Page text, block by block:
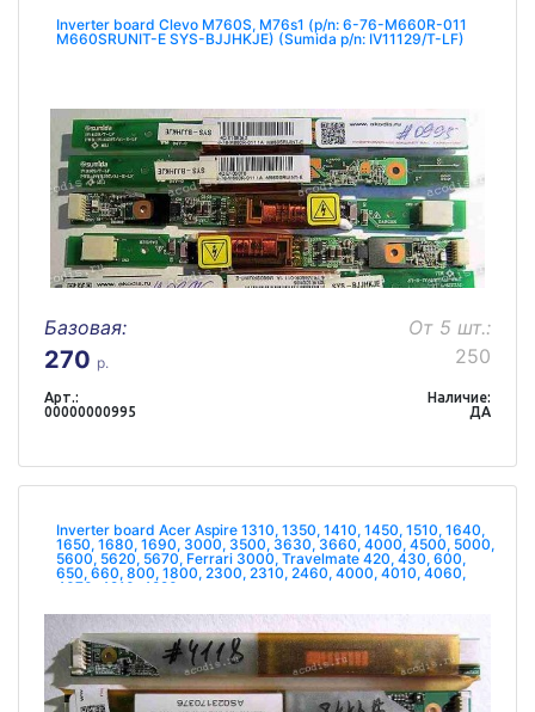
Inverter board Clevo M760S, M76s1 (p/n: 6-76-M660R-011
M660SRUNIT-E SYS-BJJHKJE) (Sumida p/n: IV11129/T-LF)
Базовая:
270 р.
От 5 шт.:
250
Арт.:
00000000995
Наличие:
ДА
Inverter board Acer Aspire 1310, 1350, 1410, 1450, 1510, 1640,
1650, 1680, 1690, 3000, 3500, 3630, 3660, 4000, 4500, 5000,
5600, 5620, 5670, Ferrari 3000, Travelmate 420, 430, 600,
650, 660, 800, 1800, 2300, 2310, 2460, 4000, 4010, 4060,
4070, 4210, 4220,